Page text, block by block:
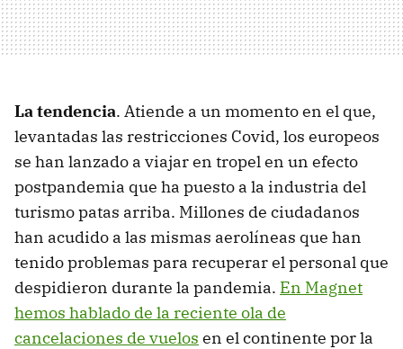
La tendencia. Atiende a un momento en el que,
levantadas las restricciones Covid, los europeos
se han lanzado a viajar en tropel en un efecto
postpandemia que ha puesto a la industria del
turismo patas arriba. Millones de ciudadanos
han acudido a las mismas aerolíneas que han
tenido problemas para recuperar el personal que
despidieron durante la pandemia. En Magnet
hemos hablado de la reciente ola de
cancelaciones de vuelos en el continente por la